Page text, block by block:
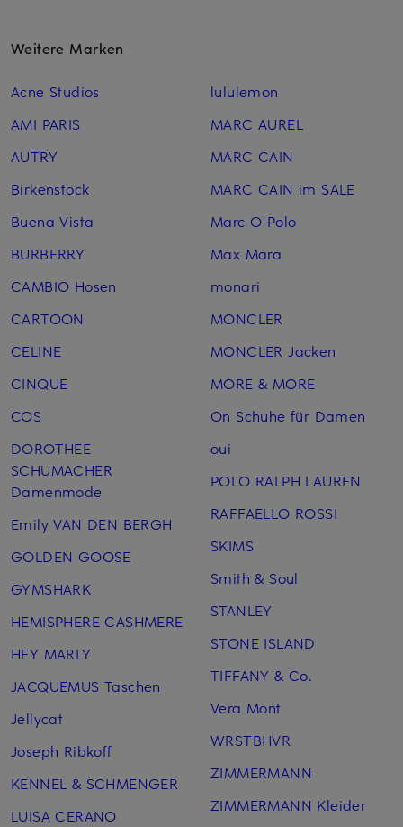
Weitere Marken
Acne Studios
AMI PARIS
AUTRY
Birkenstock
Buena Vista
BURBERRY
CAMBIO Hosen
CARTOON
CELINE
CINQUE
COS
DOROTHEE
SCHUMACHER
Damenmode
Emily VAN DEN BERGH
GOLDEN GOOSE
GYMSHARK
HEMISPHERE CASHMERE
HEY MARLY
JACQUEMUS Taschen
Jellycat
Joseph Ribkoff
KENNEL & SCHMENGER
LUISA CERANO
lululemon
MARC AUREL
MARC CAIN
MARC CAIN im SALE
Marc O'Polo
Max Mara
monari
MONCLER
MONCLER Jacken
MORE & MORE
On Schuhe für Damen
oui
POLO RALPH LAUREN
RAFFAELLO ROSSI
SKIMS
Smith & Soul
STANLEY
STONE ISLAND
TIFFANY & Co.
Vera Mont
WRSTBHVR
ZIMMERMANN
ZIMMERMANN Kleider